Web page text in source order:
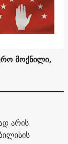
მოქნილი,
არის